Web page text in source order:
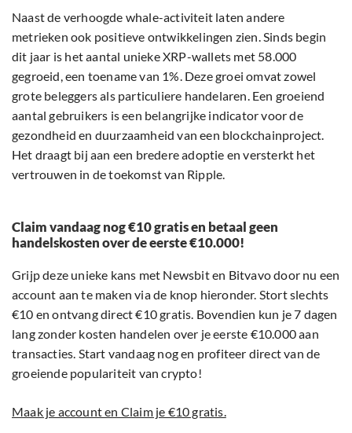
Naast de verhoogde whale-activiteit laten andere
metrieken ook positieve ontwikkelingen zien. Sinds begin
dit jaar is het aantal unieke XRP-wallets met 58.000
gegroeid, een toename van 1%. Deze groei omvat zowel
grote beleggers als particuliere handelaren. Een groeiend
aantal gebruikers is een belangrijke indicator voor de
gezondheid en duurzaamheid van een blockchainproject.
Het draagt bij aan een bredere adoptie en versterkt het
vertrouwen in de toekomst van Ripple.
Claim vandaag nog €10 gratis en betaal geen
handelskosten over de eerste €10.000!
Grijp deze unieke kans met Newsbit en Bitvavo door nu een
account aan te maken via de knop hieronder. Stort slechts
€10 en ontvang direct €10 gratis. Bovendien kun je 7 dagen
lang zonder kosten handelen over je eerste €10.000 aan
transacties. Start vandaag nog en profiteer direct van de
groeiende populariteit van crypto!
Maak je account en Claim je €10 gratis.